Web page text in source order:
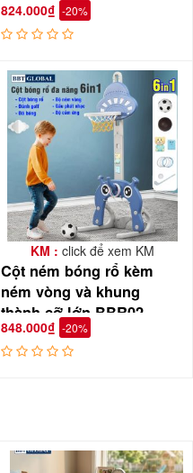
824.000₫ -20%
KM : click để xem KM
Cột ném bóng rổ kèm
ném vòng và khung
thành cỡ lớn BBR02
848.000₫ -20%